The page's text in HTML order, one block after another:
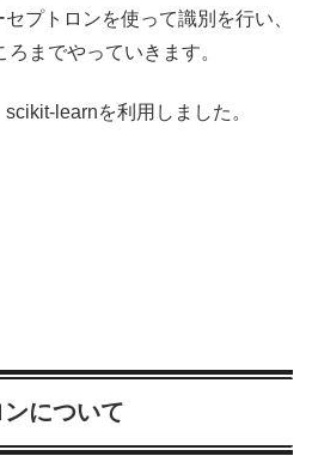
プトロンを使って識別を行い、
までやっていきます。
learnを利用しました。
について